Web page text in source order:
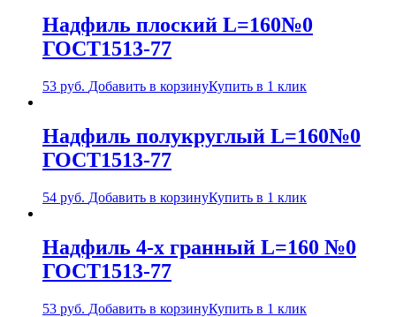
Надфиль плоский L=160№0
ГОСТ1513-77
53 руб. Добавить в корзинуКупить в 1 клик
Надфиль полукруглый L=160№0
ГОСТ1513-77
54 руб. Добавить в корзинуКупить в 1 клик
Надфиль 4-х гранный L=160 №0
ГОСТ1513-77
53 руб. Добавить в корзинуКупить в 1 клик